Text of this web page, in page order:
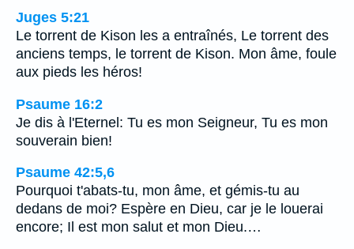
Juges 5:21
Le torrent de Kison les a entraînés, Le torrent des
anciens temps, le torrent de Kison. Mon âme, foule
aux pieds les héros!
Psaume 16:2
Je dis à l'Eternel: Tu es mon Seigneur, Tu es mon
souverain bien!
Psaume 42:5,6
Pourquoi t'abats-tu, mon âme, et gémis-tu au
dedans de moi? Espère en Dieu, car je le louerai
encore; Il est mon salut et mon Dieu.…